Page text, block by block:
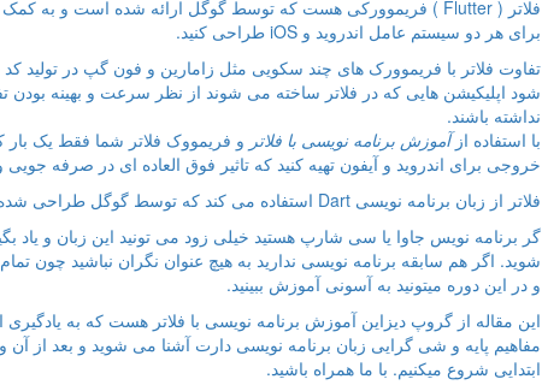
برای هر دو سیستم عامل اندروید و iOS طراحی کنید.
شود اپلیکیشن هایی که در فلاتر ساخته می شوند از نظر سرعت و بهینه بودن
نداشته باشند.
با استفاده ازآموزش برنامه نویسی با فلاتر و فریمووک فلاتر شما فقط یک
خروجی برای اندروید و آیفون تهیه کنید که تاثیر فوق العاده ای در صرفه
فلاتر از زبان برنامه نویسی Dart استفاده می کند که توسط گوگل طراحی شده است.
گر برنامه نویس جاوا یا سی شارپ هستید خیلی زود می تونید این زبان و یاد
شوید. اگر هم سابقه برنامه نویسی ندارید به هیچ عنوان نگران نباشید چون
و در این دوره میتونید به آسونی آموزش ببینید.
این مقاله از گروپ دیزاین آموزش برنامه نویسی با فلاتر هست که به یادگیری
مفاهیم پایه و شی گرایی زبان برنامه نویسی دارت آشنا می شوید و بعد از
ابتدایی شروع میکنیم. با ما همراه باشید.